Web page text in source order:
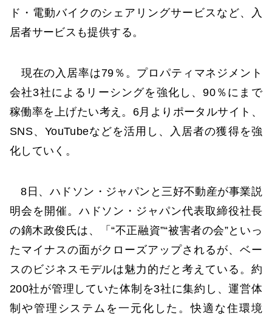
ド・電動バイクのシェアリングサービスなど、入
居者サービスも提供する。
現在の入居率は79％。プロパティマネジメント
会社3社によるリーシングを強化し、90％にまで
稼働率を上げたい考え。6月よりポータルサイト、
SNS、YouTubeなどを活用し、入居者の獲得を強
化していく。
8日、ハドソン・ジャパンと三好不動産が事業説
明会を開催。ハドソン・ジャパン代表取締役社長
の鏑木政俊氏は、「“不正融資”“被害者の会”といっ
たマイナスの面がクローズアップされるが、ベー
スのビジネスモデルは魅力的だと考えている。約
200社が管理していた体制を3社に集約し、運営体
制や管理システムを一元化した。快適な住環境